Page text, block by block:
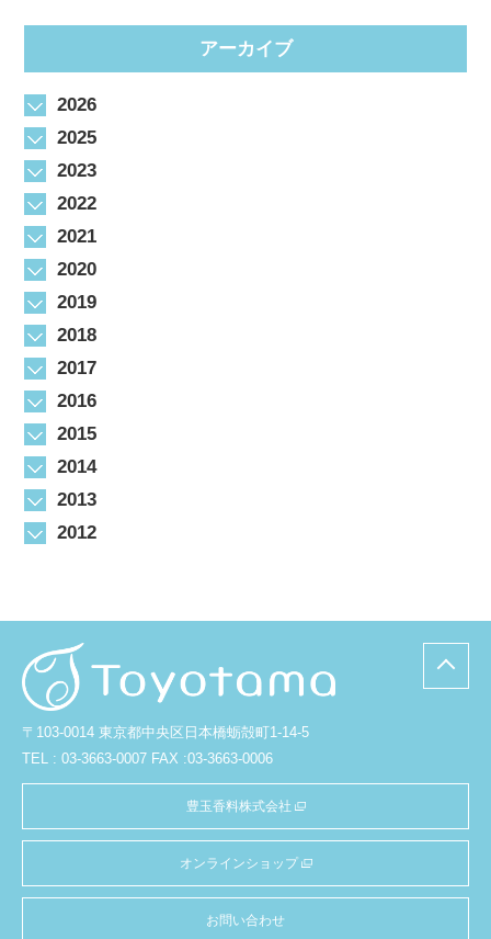
アーカイブ
2026
2025
2023
2022
2021
2020
2019
2018
2017
2016
2015
2014
2013
2012
〒103-0014 東京都中央区日本橋蛎殻町1-14-5
TEL : 03-3663-0007 FAX :03-3663-0006
豊玉香料株式会社
オンラインショップ
お問い合わせ